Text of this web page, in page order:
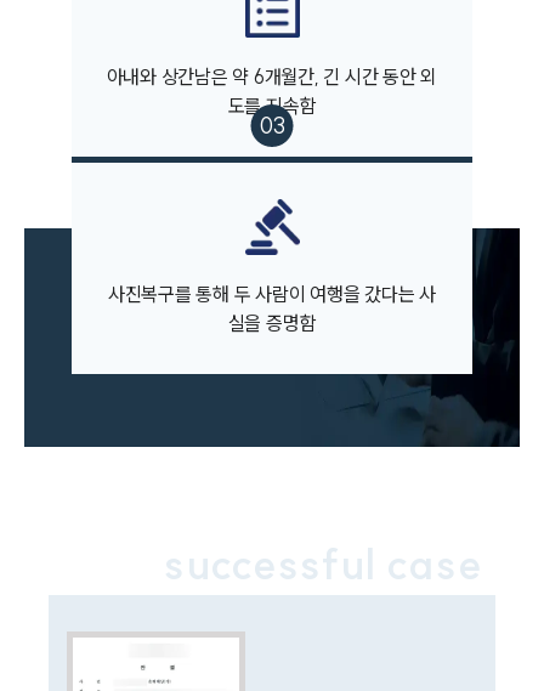
AI대륜
업무사례
이혼 주요 업무사례
사례분석/최신동향
이혼 법률정보
법률지식인
이혼소송·상담후기
업무분야
업무
상간자위자료계산기
이혼전문변호사
아내와 상간남은 약 6개월간, 긴 시간 동안 외
도를 지속함
사진복구를 통해 두 사람이 여행을 갔다는 사
실을 증명함
successful case